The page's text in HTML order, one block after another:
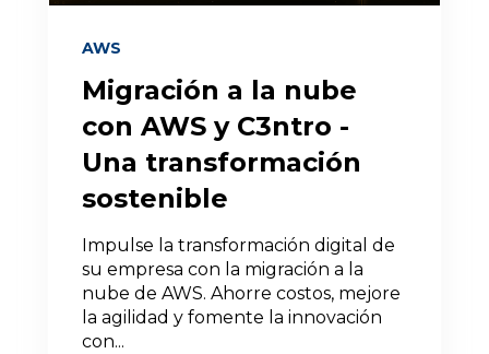
AWS
Migración a la nube
con AWS y C3ntro -
Una transformación
sostenible
Impulse la transformación digital de
su empresa con la migración a la
nube de AWS. Ahorre costos, mejore
la agilidad y fomente la innovación
con...